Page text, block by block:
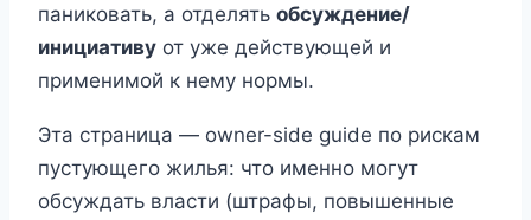
паниковать, а отделять обсуждение/
инициативу от уже действующей и
применимой к нему нормы.
Эта страница — owner-side guide по рискам
пустующего жилья: что именно могут
обсуждать власти (штрафы, повышенные